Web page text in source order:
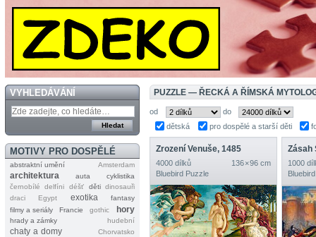
VYHLEDÁVÁNÍ
MOTIVY PRO DOSPĚLÉ
abstraktní umění Amsterdam
architektura auta
cyklistika
černobílé
delfíni déšť děti dinosauři
draci
Egypt exotika
fantasy
filmy a seriály
Francie gothic hory
hrady a zámky hudební
chaty a domy Chorvatsko
PUZZLE — ŘECKÁ A ŘÍMSKÁ
od
do
dětská
pro dospělé a starší děti
Zrození Venuše, 1485
4000 dílků
136 × 96 cm
Bluebird Puzzle
Zásah
1000